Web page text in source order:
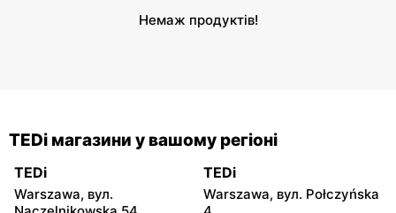
Немаж продуктів!
TEDi магазини у вашому регіоні
TEDi
Warszawa, вул.
TEDi
Warszawa, вул. Połczyńska